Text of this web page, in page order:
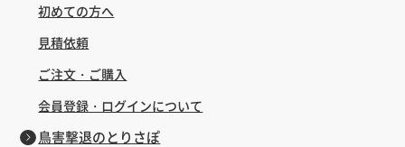
初めての方へ
見積依頼
ご注文・ご購入
会員登録・ログインについて
鳥害撃退のとりさぽ